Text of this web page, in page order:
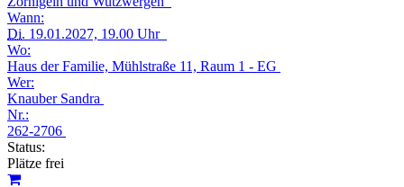
Wann:
Di. 19.01.2027, 19.00 Uhr
Wo:
Haus der Familie, Mühlstraße 11, Raum 1 - EG
Wer:
Knauber Sandra
Nr.:
262-2706
Status:
Plätze frei